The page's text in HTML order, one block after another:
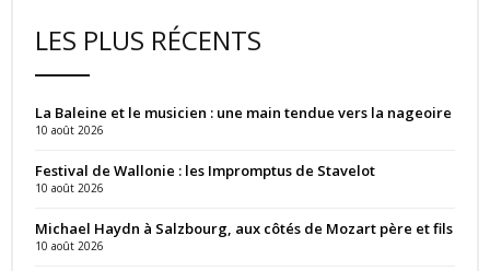
LES PLUS RÉCENTS
La Baleine et le musicien : une main tendue vers la nageoire
10 août 2026
Festival de Wallonie : les Impromptus de Stavelot
10 août 2026
Michael Haydn à Salzbourg, aux côtés de Mozart père et fils
10 août 2026